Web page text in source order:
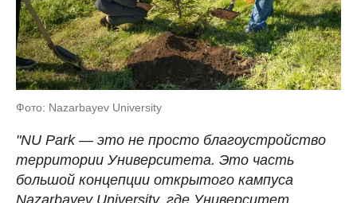
Фото: Nazarbayev University
"NU Park — это не просто благоустройство
территории Университета. Это часть
большой концепции открытого кампуса
Nazarbayev University, где Университет